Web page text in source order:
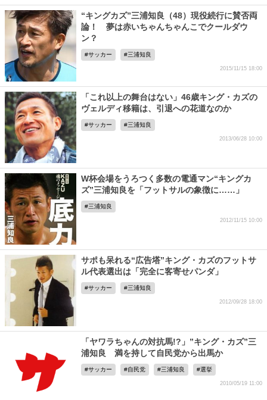
“キングカズ”三浦知良（48）現役続行に賛否両
論！ 夢は赤いちゃんちゃんこでクールダウ
ン？
サッカー 三浦知良
2015/11/15 18:00
「これ以上の舞台はない」46歳キング・カズの
ヴェルディ移籍は、引退への花道なのか
サッカー 三浦知良
2013/06/28 10:00
W杯会場をうろつく多数の電通マン“キングカ
ズ”三浦知良を「フットサルの象徴に……」
三浦知良
2012/11/15 10:00
サポも呆れる“広告塔”キング・カズのフットサ
ル代表選出は「完全に客寄せパンダ」
サッカー 三浦知良
2012/09/28 18:00
「ヤワラちゃんの対抗馬!?」”キング・カズ”三
浦知良 満を持して自民党から出馬か
サッカー 自民党 三浦知良 選挙
2010/05/19 11:00